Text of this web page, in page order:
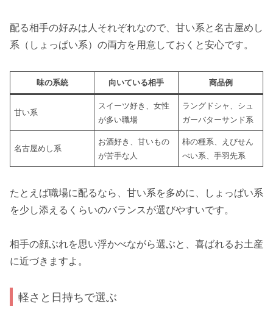
配る相手の好みは人それぞれなので、甘い系と名古屋めし
系（しょっぱい系）の両方を用意しておくと安心です。
味の系統 向いている相手 商品例
甘い系
スイーツ好き、女性
が多い職場
ラングドシャ、シュ
ガーバターサンド系
名古屋めし系
お酒好き、甘いもの
が苦手な人
柿の種系、えびせん
べい系、手羽先系
たとえば職場に配るなら、甘い系を多めに、しょっぱい系
を少し添えるくらいのバランスが選びやすいです。
相手の顔ぶれを思い浮かべながら選ぶと、喜ばれるお土産
に近づきますよ。
軽さと日持ちで選ぶ